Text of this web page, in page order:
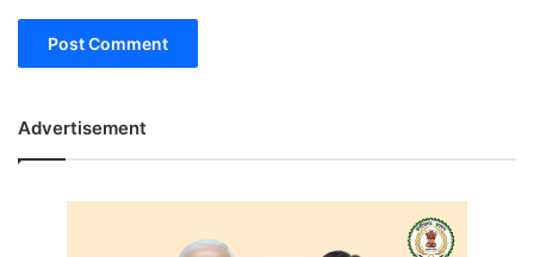
Advertisement